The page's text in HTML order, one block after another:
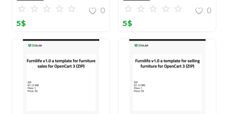
0
5$
20240917T145511Z 001 (ZIP)
0
5$